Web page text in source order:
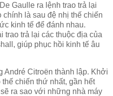
Gaulle ra lệnh trao trả lại
là sau đệ nhị thế chiến
kinh tế để đánh nhau.
trả lại các thuộc địa của
giúp phục hồi kinh tế âu
André Citroën thành lập. Khởi
chiến thứ nhất, gần hết
ra sao với những nhà máy